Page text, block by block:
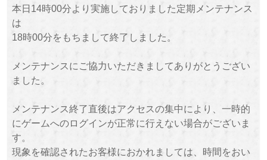
本日14時00分より実施しておりました定期メンテナンス
は
18時00分をもちまして終了しました。
メンテナンスにご協力いただきましてありがとうござい
ました。
メンテナンス終了直後はアクセスの集中により、一時的
にゲームへのログインが正常に行えない場合がございま
す。
現象を確認されたお客様におかれましては、時間をおい